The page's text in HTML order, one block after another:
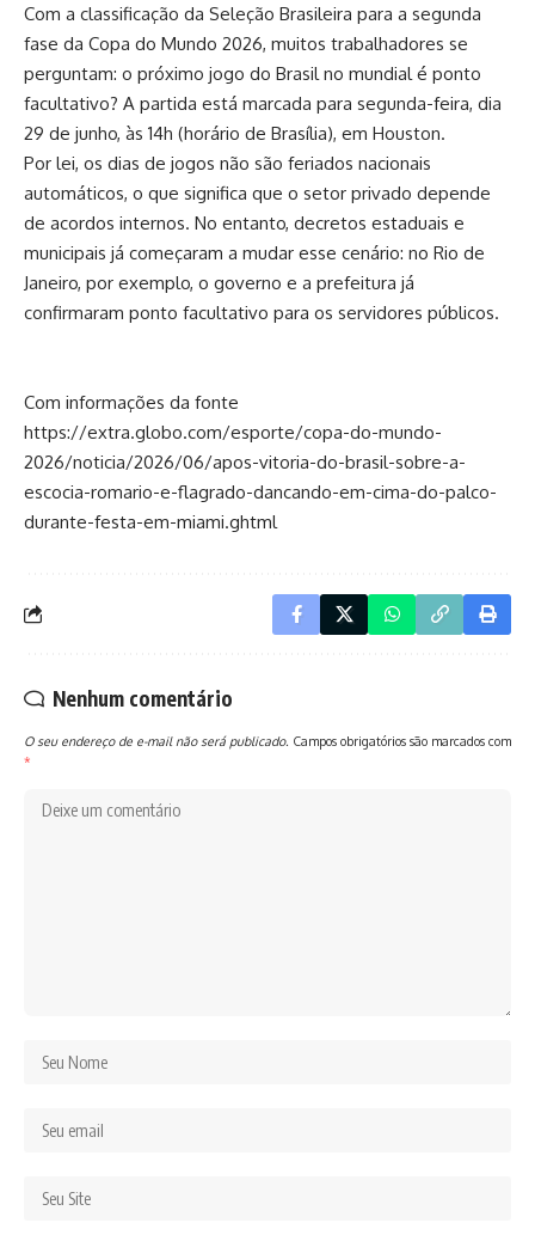
Com a classificação da Seleção Brasileira para a segunda
fase da Copa do Mundo 2026, muitos trabalhadores se
perguntam: o próximo jogo do Brasil no mundial é ponto
facultativo? A partida está marcada para segunda-feira, dia
29 de junho, às 14h (horário de Brasília), em Houston.
Por lei, os dias de jogos não são feriados nacionais
automáticos, o que significa que o setor privado depende
de acordos internos. No entanto, decretos estaduais e
municipais já começaram a mudar esse cenário: no Rio de
Janeiro, por exemplo, o governo e a prefeitura já
confirmaram ponto facultativo para os servidores públicos.
Com informações da fonte
https://extra.globo.com/esporte/copa-do-mundo-
2026/noticia/2026/06/apos-vitoria-do-brasil-sobre-a-
escocia-romario-e-flagrado-dancando-em-cima-do-palco-
durante-festa-em-miami.ghtml
Nenhum comentário
O seu endereço de e-mail não será publicado. Campos obrigatórios são marcados com
*